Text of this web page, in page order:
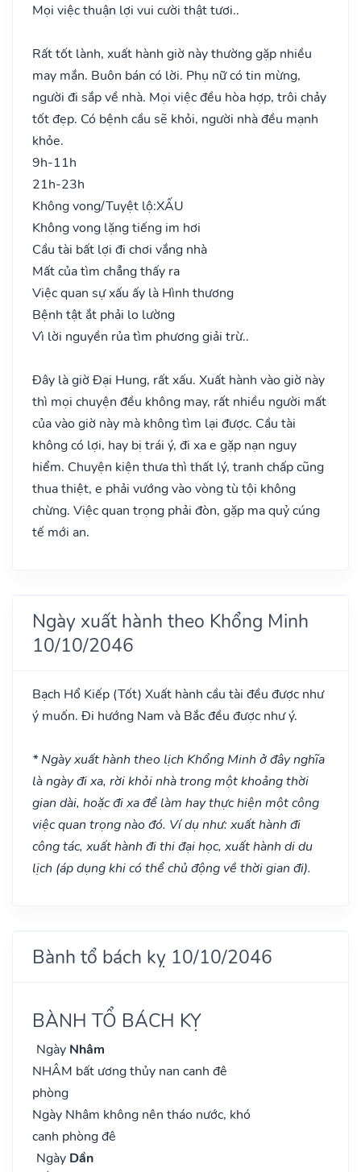
Mọi việc thuận lợi vui cười thật tươi..
Rất tốt lành, xuất hành giờ này thường gặp nhiều
may mắn. Buôn bán có lời. Phụ nữ có tin mừng,
người đi sắp về nhà. Mọi việc đều hòa hợp, trôi chảy
tốt đẹp. Có bệnh cầu sẽ khỏi, người nhà đều mạnh
khỏe.
9h-11h
21h-23h
Không vong/Tuyệt lộ:XẤU
Không vong lặng tiếng im hơi
Cầu tài bất lợi đi chơi vắng nhà
Mất của tìm chẳng thấy ra
Việc quan sự xấu ấy là Hình thương
Bệnh tật ắt phải lo lường
Vì lời nguyền rủa tìm phương giải trừ..
Đây là giờ Đại Hung, rất xấu. Xuất hành vào giờ này
thì mọi chuyện đều không may, rất nhiều người mất
của vào giờ này mà không tìm lại được. Cầu tài
không có lợi, hay bị trái ý, đi xa e gặp nạn nguy
hiểm. Chuyện kiện thưa thì thất lý, tranh chấp cũng
thua thiệt, e phải vướng vào vòng tù tội không
chừng. Việc quan trọng phải đòn, gặp ma quỷ cúng
tế mới an.
Ngày xuất hành theo Khổng Minh
10/10/2046
Bạch Hổ Kiếp (Tốt) Xuất hành cầu tài đều được như
ý muốn. Đi hướng Nam và Bắc đều được như ý.
* Ngày xuất hành theo lịch Khổng Minh ở đây nghĩa
là ngày đi xa, rời khỏi nhà trong một khoảng thời
gian dài, hoặc đi xa để làm hay thực hiện một công
việc quan trọng nào đó. Ví dụ như: xuất hành đi
công tác, xuất hành đi thi đại học, xuất hành di du
lịch (áp dụng khi có thể chủ động về thời gian đi).
Bành tổ bách kỵ 10/10/2046
BÀNH TỔ BÁCH KỴ
Ngày Nhâm
NHÂM bất ương thủy nan canh đê
phòng
Ngày Nhâm không nên tháo nước, khó
canh phòng đê
Ngày Dần